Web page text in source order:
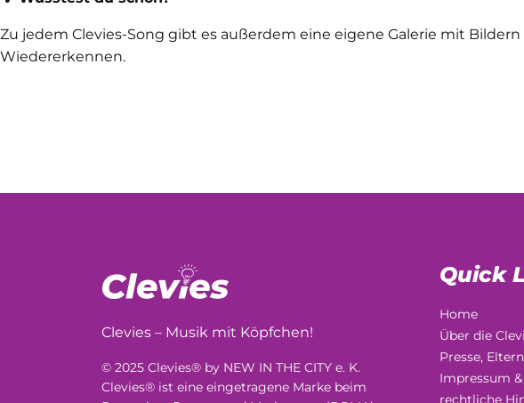
Zu jedem Clevies-Song gibt es außerdem eine eigene Galerie mit
Wiedererkennen.
Clevies – Musik mit Köpfchen!
© 2025 Clevies® by NEW IN THE CITY e. K.
Clevies® ist eine eingetragene Marke beim
Quick
Home
Über die
Presse,
Impressum &
rechtliche